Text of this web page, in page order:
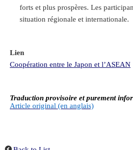
forts et plus prospères. Les
situation régionale et internationale.
Lien
Coopération entre le Japon et l’ASEAN
Traduction provisoire et purement
Article original (en anglais)